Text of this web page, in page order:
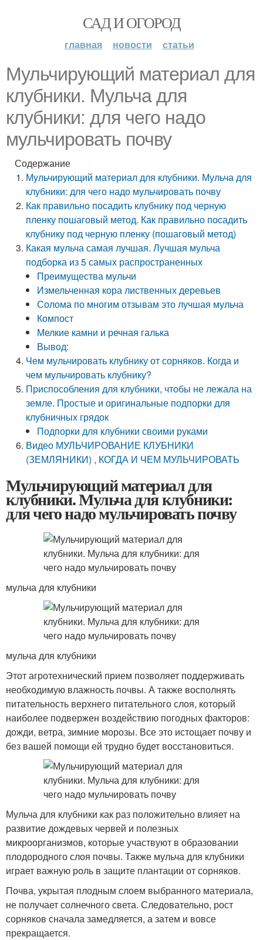
САД И ОГОРОД
главная новости статьи
Мульчирующий материал для
клубники. Мульча для
клубники: для чего надо
мульчировать почву
Содержание
Мульчирующий материал для клубники. Мульча для
клубники: для чего надо мульчировать почву
Как правильно посадить клубнику под черную
пленку пошаговый метод. Как правильно посадить
клубнику под черную пленку (пошаговый метод)
Какая мульча самая лучшая. Лучшая мульча
подборка из 5 самых распространенных
Преимущества мульчи
Измельченная кора лиственных деревьев
Солома по многим отзывам это лучшая мульча
Компост
Мелкие камни и речная галька
Вывод:
Чем мульчировать клубнику от сорняков. Когда и
чем мульчировать клубнику?
Приспособления для клубники, чтобы не лежала на
земле. Простые и оригинальные подпорки для
клубничных грядок
Подпорки для клубники своими руками
Видео МУЛЬЧИРОВАНИЕ КЛУБНИКИ
(ЗЕМЛЯНИКИ) , КОГДА И ЧЕМ МУЛЬЧИРОВАТЬ
Мульчирующий материал для
клубники. Мульча для клубники:
для чего надо мульчировать почву
мульча для клубники
мульча для клубники
Этот агротехнический прием позволяет поддерживать
необходимую влажность почвы. А также восполнять
питательность верхнего питательного слоя, который
наиболее подвержен воздействию погодных факторов:
дожди, ветра, зимние морозы. Все это истощает почву и
без вашей помощи ей трудно будет восстановиться.
Мульча для клубники как раз положительно влияет на
развитие дождевых червей и полезных
микроорганизмов, которые участвуют в образовании
плодородного слоя почвы. Также мульча для клубники
играет важную роль в защите плантации от сорняков.
Почва, укрытая плодным слоем выбранного материала,
не получает солнечного света. Следовательно, рост
сорняков сначала замедляется, а затем и вовсе
прекращается.